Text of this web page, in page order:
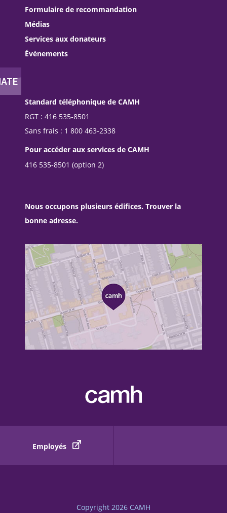
Formulaire de recommandation
Médias
Services aux donateurs
Évènements
Standard téléphonique de CAMH
RGT : 416 535-8501
Sans frais : 1 800 463-2338
Pour accéder aux services de CAMH
416 535-8501 (option 2)
Nous occupons plusieurs édifices. Trouver la
bonne adresse.
Employés
Copyright 2026 CAMH